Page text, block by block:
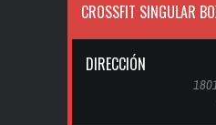
CROSSFIT SINGULAR
DIRECCIÓN